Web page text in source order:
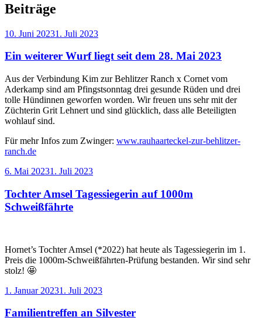
Beiträge
Veröffentlicht
10. Juni 20231. Juli 2023
Ein weiterer Wurf liegt seit dem 28. Mai 2023
Aus der Verbindung Kim zur Behlitzer Ranch x Cornet vom
Aderkamp sind am Pfingstsonntag drei gesunde Rüden und drei
tolle Hündinnen geworfen worden. Wir freuen uns sehr mit der
Züchterin Grit Lehnert und sind glücklich, dass alle Beteiligten
wohlauf sind.
Für mehr Infos zum Zwinger: www.rauhaarteckel-zur-behlitzer-
ranch.de
Veröffentlicht
6. Mai 20231. Juli 2023
Tochter Amsel Tagessiegerin auf 1000m
Schweißfährte
Hornet’s Tochter Amsel (*2022) hat heute als Tagessiegerin im 1.
Preis die 1000m-Schweißfährten-Prüfung bestanden. Wir sind sehr
stolz! 🤩
Veröffentlicht
1. Januar 20231. Juli 2023
Familientreffen an Silvester